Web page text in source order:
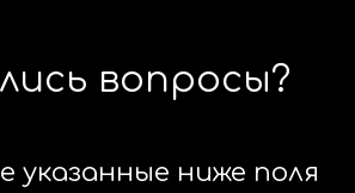
вопросы?
указанные ниже поля